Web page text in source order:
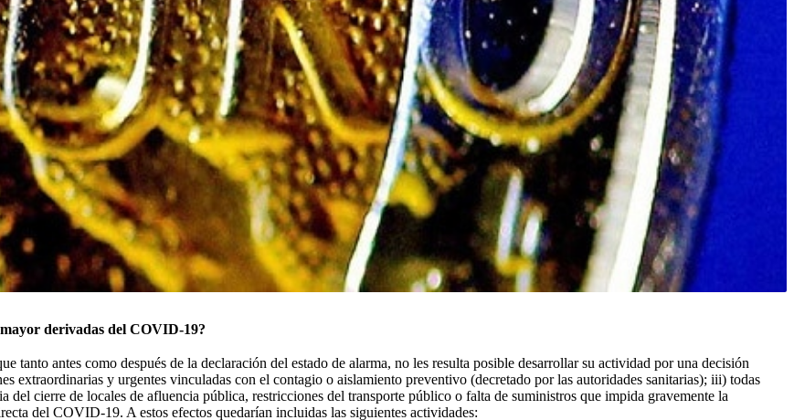
derivadas del COVID-19?
tanto antes como después de la declaración del estado de alarma, no les resulta posible desarrollar su actividad por una decisión
extraordinarias y urgentes vinculadas con el contagio o aislamiento preventivo (decretado por las autoridades sanitarias); iii) todas
del cierre de locales de afluencia pública, restricciones del transporte público o falta de suministros que impida gravemente la
del COVID-19. A estos efectos quedarían incluidas las siguientes actividades: